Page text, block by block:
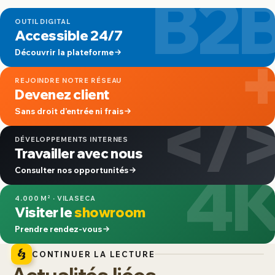
OUTIL DIGITAL
Accessible 24/7
Découvrir la plateforme
REJOINDRE NOTRE RÉSEAU
Devenez client
Sans droit d’entrée ni frais </
DÉVELOPPEMENTS INTERNES
Travailler avec nous
Consulter nos opportunités
4.000 M² · VILASECA
Visiter leshowroom
Prendre rendez-vous
CONTINUER LA LECTURE